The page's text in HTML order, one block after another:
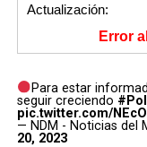
Actualización:
Error
Para estar
seguir creciendo
pic.twitter.com/
— NDM - Noticias del
20, 2023